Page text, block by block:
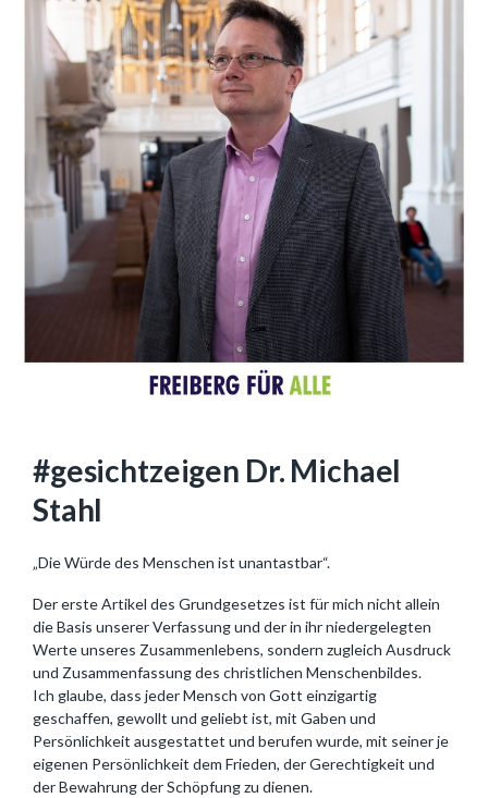
#gesichtzeigen Dr. Michael
Stahl
„Die Würde des Menschen ist unantastbar“.
Der erste Artikel des Grundgesetzes ist für mich nicht allein
die Basis unserer Verfassung und der in ihr niedergelegten
Werte unseres Zusammenlebens, sondern zugleich Ausdruck
und Zusammenfassung des christlichen Menschenbildes.
Ich glaube, dass jeder Mensch von Gott einzigartig
geschaffen, gewollt und geliebt ist, mit Gaben und
Persönlichkeit ausgestattet und berufen wurde, mit seiner je
eigenen Persönlichkeit dem Frieden, der Gerechtigkeit und
der Bewahrung der Schöpfung zu dienen.